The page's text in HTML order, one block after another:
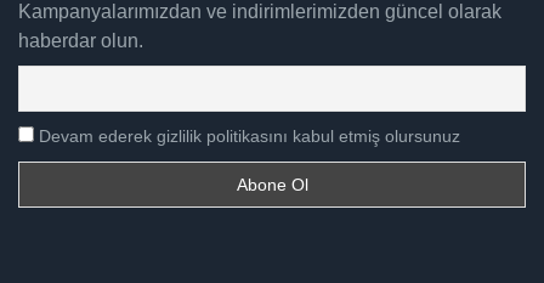
Kampanyalarımızdan ve indirimlerimizden güncel olarak
haberdar olun.
Devam ederek gizlilik politikasını kabul etmiş olursunuz